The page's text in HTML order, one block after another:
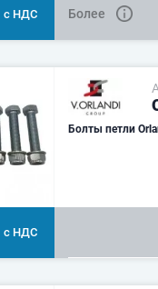
с НДС Более
с НДС